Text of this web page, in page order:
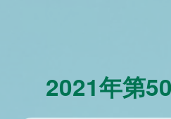
2021年第